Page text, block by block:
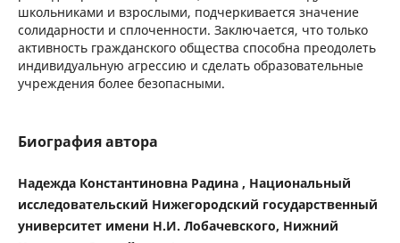
школьниками и взрослыми, подчеркивается значение
солидарности и сплоченности. Заключается, что только
активность гражданского общества способна преодолеть
индивидуальную агрессию и сделать образовательные
учреждения более безопасными.
Биография автора
Надежда Константиновна Радина , Национальный
исследовательский Нижегородский государственный
университет имени Н.И. Лобачевского, Нижний